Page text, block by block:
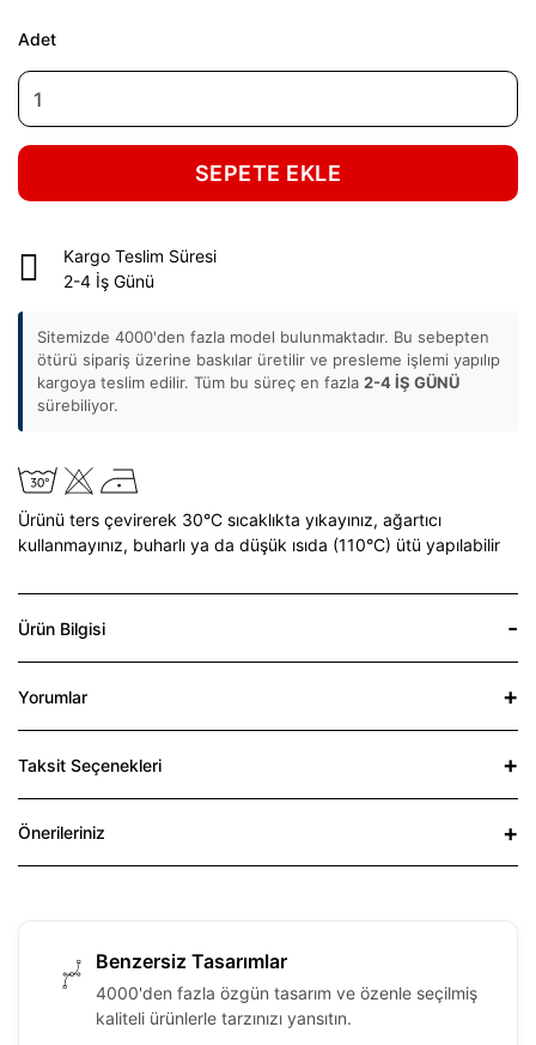
Adet
SEPETE EKLE
Kargo Teslim Süresi
2-4 İş Günü
Sitemizde 4000'den fazla model bulunmaktadır. Bu sebepten
ötürü sipariş üzerine baskılar üretilir ve presleme işlemi yapılıp
kargoya teslim edilir. Tüm bu süreç en fazla 2-4 İŞ GÜNÜ
sürebiliyor.
Ürünü ters çevirerek 30°C sıcaklıkta yıkayınız, ağartıcı
kullanmayınız, buharlı ya da düşük ısıda (110°C) ütü yapılabilir
Ürün Bilgisi
Yorumlar
Taksit Seçenekleri
Önerileriniz
Benzersiz Tasarımlar
4000'den fazla özgün tasarım ve özenle seçilmiş
kaliteli ürünlerle tarzınızı yansıtın.